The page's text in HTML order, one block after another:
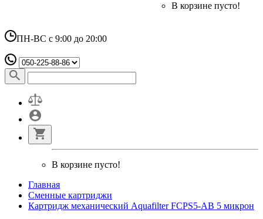
В корзине пусто!
ПН-ВС с 9:00 до 20:00
В корзине пусто!
Главная
Сменные картриджи
Картридж механический Aquafilter FCPS5-AB 5 микрон